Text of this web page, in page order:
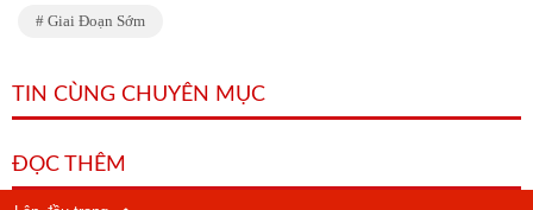
Giai Đoạn Sớm
TIN CÙNG CHUYÊN MỤC
ĐỌC THÊM